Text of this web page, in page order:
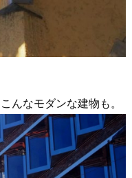
んなモダンな建物も。